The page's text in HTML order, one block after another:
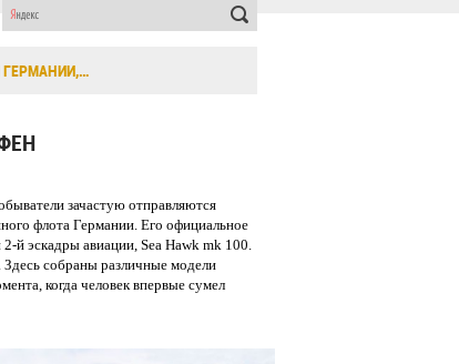
зачастую отправляются
флота Германии. Его официальное
й эскадры авиации, Sea Hawk mk 100.
собраны различные модели
когда человек впервые сумел